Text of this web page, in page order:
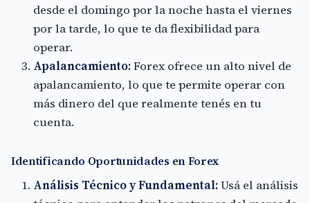
desde el domingo por la noche hasta el viernes
por la tarde, lo que te da flexibilidad para
operar.
Apalancamiento:Forex ofrece un alto nivel de
apalancamiento, lo que te permite operar con
más dinero del que realmente tenés en tu
cuenta.
Identificando Oportunidades en Forex
Análisis Técnico y Fundamental:Usá el análisis